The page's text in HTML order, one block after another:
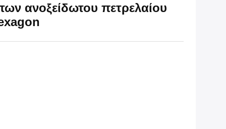
ανοξείδωτου πετρελαίου